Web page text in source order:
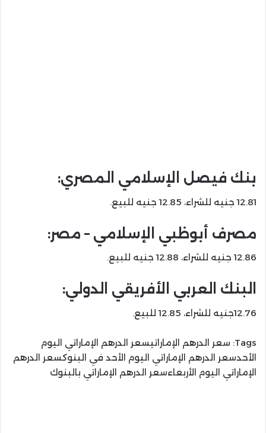
بنك فيصل الإسلامي المصري:
12.81 جنيه للشراء، 12.85 جنيه للبيع.
مصرف أبوظبي الإسلامي – مصر:
12.86 جنيه للشراء، 12.88 جنيه للبيع.
البنك العربي الأفريقي الدولي:
12.76جنيه للشراء، 12.85 للبيع.
Tags: سعر الدرهم الإماراتيسعر الدرهم الإماراتي اليوم
الأحدسعر الدرهم الإماراتي اليوم الأحد في البنوكسعر الدرهم
الإماراتي اليوم الأربعاءسعر الدرهم الإماراتي بالبنوك